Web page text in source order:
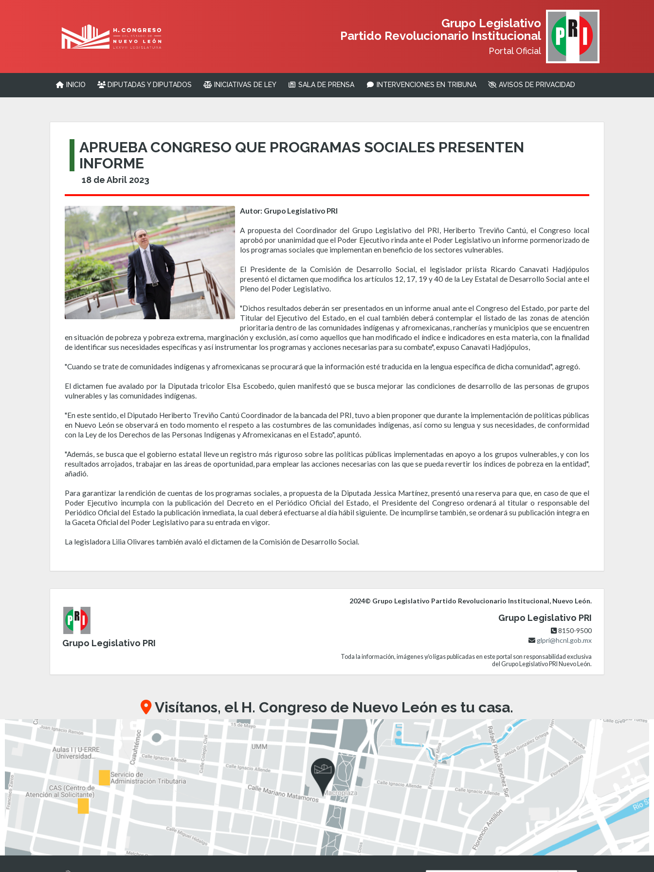
Grupo Legislativo
Partido Revolucionario Institucional
Portal Oficial
INICIO DIPUTADAS Y DIPUTADOS INICIATIVAS DE LEY SALA DE PRENSA INTERVENCIONES EN TRIBUNA AVISOS DE PRIVACIDAD
APRUEBA CONGRESO QUE PROGRAMAS SOCIALES PRESENTEN
INFORME
18 de Abril 2023
Autor: Grupo Legislativo PRI
A propuesta del Coordinador del Grupo Legislativo del PRI, Heriberto Treviño Cantú, el Congreso local
aprobó por unanimidad que el Poder Ejecutivo rinda ante el Poder Legislativo un informe pormenorizado de
los programas sociales que implementan en beneficio de los sectores vulnerables.
El Presidente de la Comisión de Desarrollo Social, el legislador priísta Ricardo Canavati Hadjópulos
presentó el dictamen que modifica los artículos 12, 17, 19 y 40 de la Ley Estatal de Desarrollo Social ante el
Pleno del Poder Legislativo.
"Dichos resultados deberán ser presentados en un informe anual ante el Congreso del Estado, por parte del
Titular del Ejecutivo del Estado, en el cual también deberá contemplar el listado de las zonas de atención
prioritaria dentro de las comunidades indígenas y afromexicanas, rancherías y municipios que se encuentren
en situación de pobreza y pobreza extrema, marginación y exclusión, así como aquellos que han modificado el índice e indicadores en esta materia, con la finalidad
de identificar sus necesidades específicas y así instrumentar los programas y acciones necesarias para su combate", expuso Canavati Hadjópulos,
"Cuando se trate de comunidades indígenas y afromexicanas se procurará que la información esté traducida en la lengua específica de dicha comunidad", agregó.
El dictamen fue avalado por la Diputada tricolor Elsa Escobedo, quien manifestó que se busca mejorar las condiciones de desarrollo de las personas de grupos
vulnerables y las comunidades indígenas.
"En este sentido, el Diputado Heriberto Treviño Cantú Coordinador de la bancada del PRI, tuvo a bien proponer que durante la implementación de políticas públicas
en Nuevo León se observará en todo momento el respeto a las costumbres de las comunidades indígenas, así como su lengua y sus necesidades, de conformidad
con la Ley de los Derechos de las Personas Indígenas y Afromexicanas en el Estado", apuntó.
"Además, se busca que el gobierno estatal lleve un registro más riguroso sobre las políticas públicas implementadas en apoyo a los grupos vulnerables, y con los
resultados arrojados, trabajar en las áreas de oportunidad, para emplear las acciones necesarias con las que se pueda revertir los índices de pobreza en la entidad",
añadió.
Para garantizar la rendición de cuentas de los programas sociales, a propuesta de la Diputada Jessica Martínez, presentó una reserva para que, en caso de que el
Poder Ejecutivo incumpla con la publicación del Decreto en el Periódico Oficial del Estado, el Presidente del Congreso ordenará al titular o responsable del
Periódico Oficial del Estado la publicación inmediata, la cual deberá efectuarse al día hábil siguiente. De incumplirse también, se ordenará su publicación íntegra en
la Gaceta Oficial del Poder Legislativo para su entrada en vigor.
La legisladora Lilia Olivares también avaló el dictamen de la Comisión de Desarrollo Social.
Grupo Legislativo PRI
2024© Grupo Legislativo Partido Revolucionario Institucional, Nuevo León.
Grupo Legislativo PRI
8150-9500
glpri@hcnl.gob.mx
Toda la información, imágenes y/o ligas publicadas en este portal son responsabilidad exclusiva
del Grupo Legislativo PRI Nuevo León.
Visítanos, el H. Congreso de Nuevo León es tu casa.